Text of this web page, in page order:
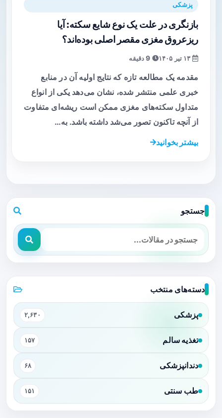
پزشکی
بازنگری در علت یک نوع شایع سکته: آیا
ریزعروق مغزی مقصر اصلی بوده‌اند؟
مقدمه یک مطالعه تازه که نتایج اولیه آن در منابع
خبری علمی منتشر شده، نشان می‌دهد یکی از انواع
متداول سکته‌های مغزی ممکن است ریشه‌ای متفاوت
از آنچه تاکنون تصور می‌شد داشته باشد. به…
بیشتر بخوانید
جستجو
دسته‌های منتخب
پزشکی ۲,۶۳۰
تغذیه سالم ۱۵۷
دندانپزشکی ۶۸
طب سنتی ۱۵۱